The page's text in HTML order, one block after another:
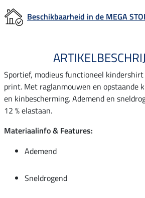
Beschikbaarheid in de MEGA
Sportief, modieus functioneel
print. Met raglanmouwen en opstaande
en kinbescherming. Ademend en
12 % elastaan.
Materiaalinfo & Features:
Ademend
Sneldrogend